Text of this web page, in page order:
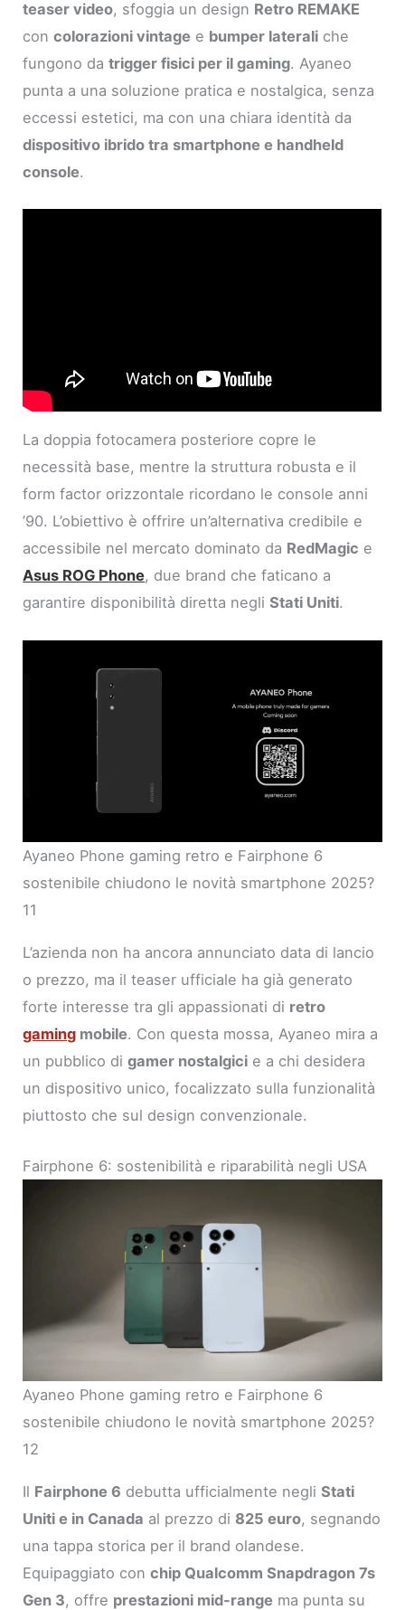
teaser video, sfoggia un design Retro REMAKE
concolorazioni vintage e bumper laterali che
fungono datrigger fisici per il gaming. Ayaneo
punta a una soluzione pratica e nostalgica, senza
eccessi estetici, ma con una chiara identità da
dispositivo ibrido tra smartphone e handheld
console.
La doppia fotocamera posteriore copre le
necessità base, mentre la struttura robusta e il
form factor orizzontale ricordano le console anni
’90. L’obiettivo è offrire un’alternativa credibile e
accessibile nel mercato dominato da RedMagic e
Asus ROG Phone, due brand che faticano a
garantire disponibilità diretta negliStati Uniti.
Ayaneo Phone gaming retro e Fairphone 6
sostenibile chiudono le novità smartphone 2025?
11
L’azienda non ha ancora annunciato data di lancio
o prezzo, ma il teaser ufficiale ha già generato
forte interesse tra gli appassionati di retro
gaming mobile. Con questa mossa, Ayaneo mira a
un pubblico digamer nostalgici e a chi desidera
un dispositivo unico, focalizzato sulla funzionalità
piuttosto che sul design convenzionale.
Fairphone 6: sostenibilità e riparabilità negli USA
Ayaneo Phone gaming retro e Fairphone 6
sostenibile chiudono le novità smartphone 2025?
12
Il Fairphone 6 debutta ufficialmente negliStati
Uniti e in Canada al prezzo di 825 euro, segnando
una tappa storica per il brand olandese.
Equipaggiato conchip Qualcomm Snapdragon 7s
Gen 3, offre prestazioni mid-range ma punta su